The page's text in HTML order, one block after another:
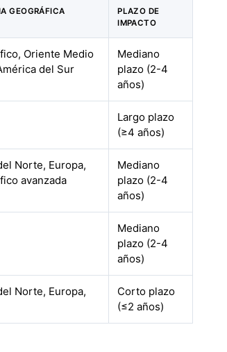
GEOGRÁFICA
PLAZO DE
IMPACTO
Oriente Medio
del Sur
Mediano
plazo (2-4
años)
Largo plazo
(≥4 años)
Norte, Europa,
avanzada
Mediano
plazo (2-4
años)
Mediano
plazo (2-4
años)
Norte, Europa,
Corto plazo
(≤2 años)